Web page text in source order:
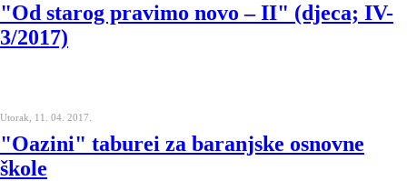
"Od starog pravimo novo – II" (djeca; IV-
3/2017)
Utorak, 11. 04. 2017.
"Oazini" taburei za baranjske osnovne
škole